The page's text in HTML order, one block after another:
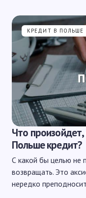
КРЕДИТ В ПОЛЬШЕ
Что произойдет,
Польше кредит?
С какой бы целью не
возвращать. Это
нередко